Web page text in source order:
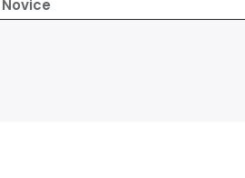
Novice